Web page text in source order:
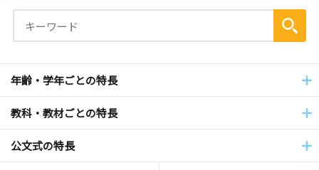
年齢・学年ごとの特長
教科・教材ごとの特長
公文式の特長